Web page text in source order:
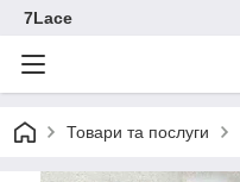
7Lace
Товари та послуги